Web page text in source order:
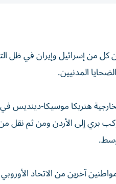
كل من إسرائيل وإيران في ظل
المدنيين.
هنريكا موسيكا-دينديس
إلى الأردن ومن ثم نقل من
آخرين من الاتحاد